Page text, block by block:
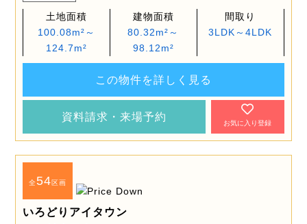
土地面積
100.08m²～
124.7m²
建物面積
80.32m²～
98.12m²
間取り
3LDK～4LDK
この物件を詳しく見る
資料請求・来場予約
お気に入り登録
全54区画
いろどりアイタウン